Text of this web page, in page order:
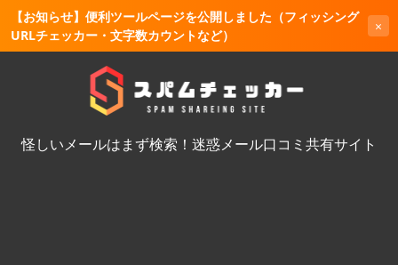
【お知らせ】便利ツールページを公開しました（フィッシング
URLチェッカー・文字数カウントなど）
×
怪しいメールはまず検索！迷惑メール口コミ共有サイト